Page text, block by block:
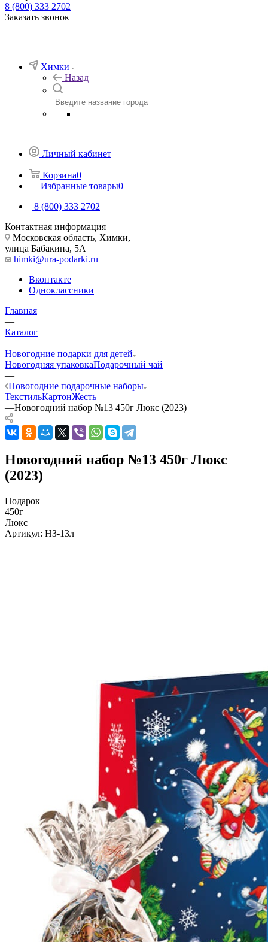
8 (800) 333 2702
Заказать звонок
Химки
Назад
Личный кабинет
Корзина0
Избранные товары0
8 (800) 333 2702
Контактная информация
Московская область, Химки,
улица Бабакина, 5А
himki@ura-podarki.ru
Вконтакте
Одноклассники
Главная
—
Каталог
—
Новогодние подарки для детей
Новогодняя упаковкаПодарочный чай
—
Новогодние подарочные наборы
ТекстильКартонЖесть
—Новогодний набор №13 450г Люкс (2023)
Новогодний набор №13 450г Люкс
(2023)
Подарок
450г
Люкс
Артикул: НЗ-13л